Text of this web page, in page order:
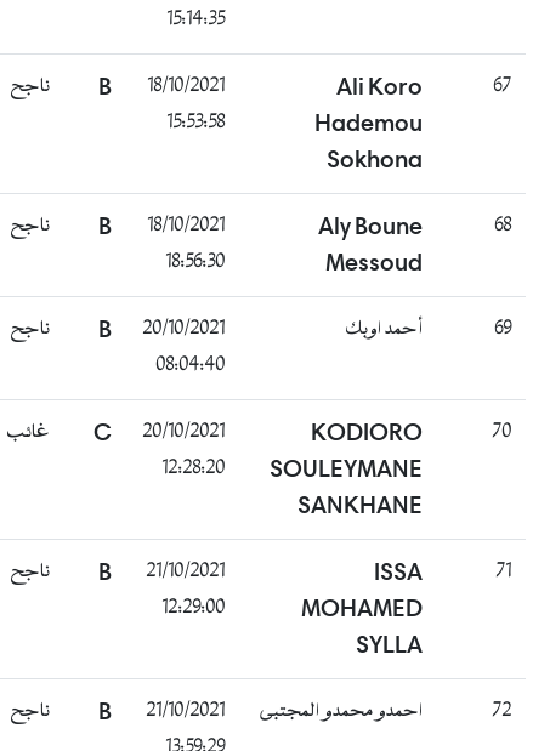
15:14:35
67
Ali Koro
Hademou
Sokhona
18/10/2021
15:53:58
B ناجح
68
Aly Boune
Messoud
18/10/2021
18:56:30
B ناجح
69 أحمد اوبك
20/10/2021
08:04:40
B ناجح
70
KODIORO
SOULEYMANE
SANKHANE
20/10/2021
12:28:20
C غائب
71
ISSA
MOHAMED
SYLLA
21/10/2021
12:29:00
B ناجح
72 احمدو محمدو المجتبى
21/10/2021
B ناجح